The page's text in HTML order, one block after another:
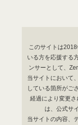
このサイトは
いる方を応援する
ンサーとして、
当サイトにおいて
している箇所がご
経過により変更
は、公式サ
当サイトの内容、